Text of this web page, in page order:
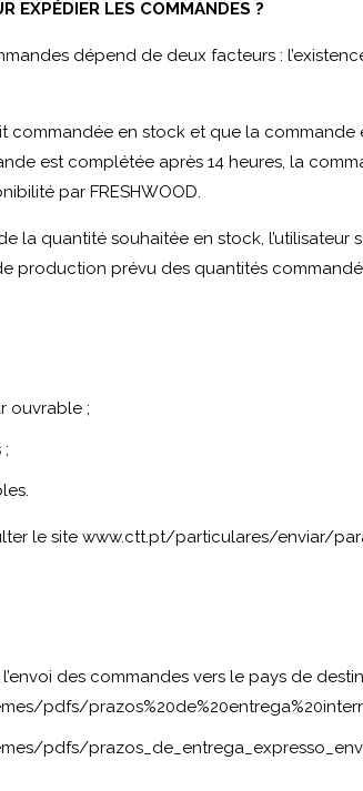
EXPÉDIER LES COMMANDES ?
dépend de deux facteurs :
commandée en stock et que la
est complétée après 14 heures, la
par FRESHWOOD.
la quantité souhaitée en stock,
production prévu des quantités
ouvrable ;
;
le site www.ctt.pt/particulares/enviar/
des commandes vers le pays de
pdfs/
pdfs/